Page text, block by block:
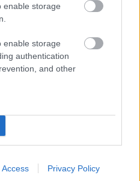
enable storage
enable storage
authentication
and other
Access Privacy Policy